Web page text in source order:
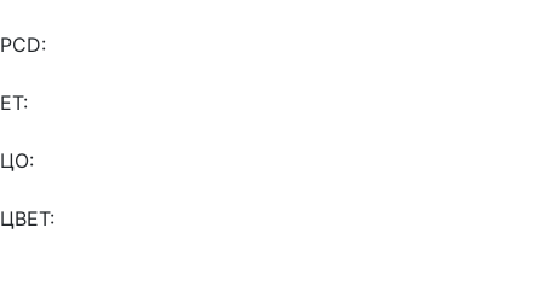
PCD:
ET:
ЦО:
ЦВЕТ: